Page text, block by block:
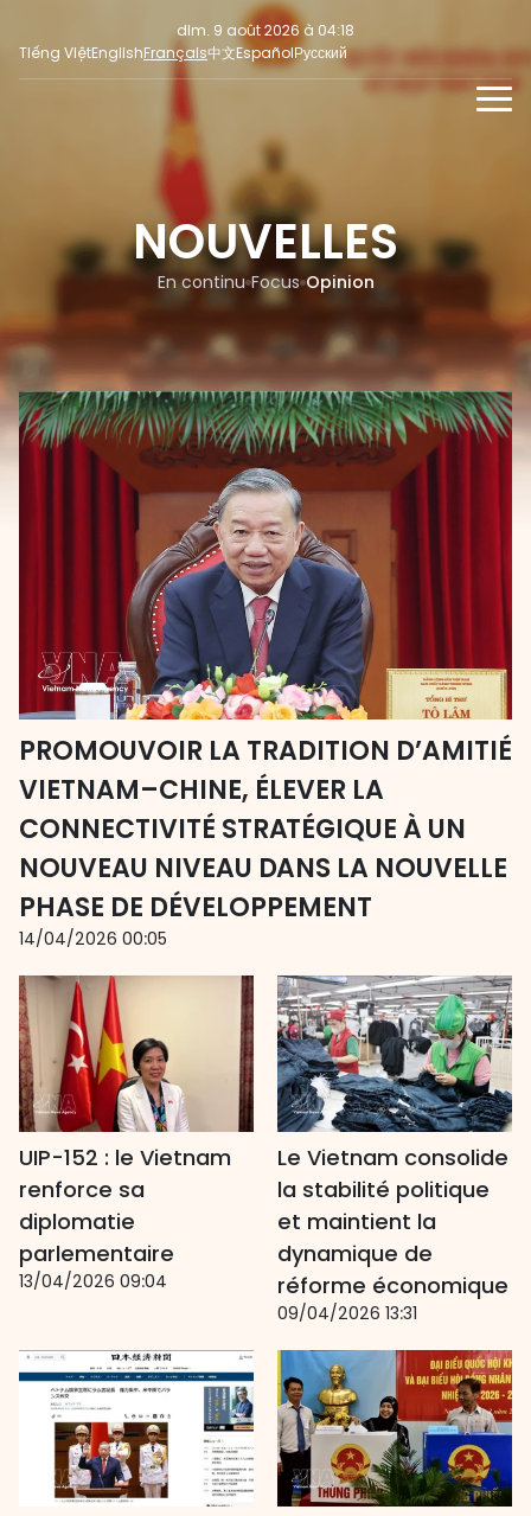
dim. 9 août 2026 à 04:18
Tiếng ViệtEnglishFrançais中文EspañolРусский
En continu
Focus
Opinion
INFORMATION POUR LA PRESSE
RÉSEAUX SOCIAUXNOUVELLES
En continu Focus Opinion
PROMOUVOIR LA TRADITION D’AMITIÉ
VIETNAM–CHINE, ÉLEVER LA
CONNECTIVITÉ STRATÉGIQUE À UN
NOUVEAU NIVEAU DANS LA NOUVELLE
PHASE DE DÉVELOPPEMENT
14/04/2026 00:05
UIP-152 : le Vietnam
renforce sa
diplomatie
parlementaire
13/04/2026 09:04
Le Vietnam consolide
la stabilité politique
et maintient la
dynamique de
réforme économique
09/04/2026 13:31